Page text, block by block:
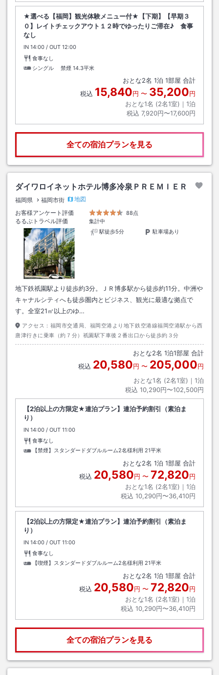
★選べる【福岡】観光体験メニュー付★【下期】【早期３
０】レイトチェックアウト１２時でゆったりご滞在♪ 食事
なし
IN チェックイン
14:00 / OUT チェックアウト
12:00
食事なし
シングル 禁煙 14.3平米
おとな2名 1泊 1部屋 合計
税込 15,840円 〜 35,200円
おとな1名 (2名1室)｜ 1泊
税込 7,920円〜17,600円
全ての宿泊プランを見る
ダイワロイネットホテル博多冷泉ＰＲＥＭＩＥＲ
福岡県 福岡市街
地図
お客様アンケート評価
88点
るるぶトラベル評価
集計中
駅徒歩5分
駐車場あり
地下鉄祇園駅より徒歩約3分。ＪＲ博多駅から徒歩約11分。中洲や
キャナルシティへも徒歩圏内とビジネス、観光に最適な拠点で
す。全室21㎡以上のゆ…
アクセス： 福岡市交通局、福岡空港より地下鉄空港線福岡空港駅から西
唐津行きに乗車（約７分）祇園駅下車後２番出口から徒歩約３分
おとな2名 1泊1部屋 合計
税込 20,580円 〜 205,000円
おとな1名 (2名1室)｜ 1泊
税込 10,290円〜102,500円
【2泊以上の方限定★連泊プラン】連泊予約割引（素泊ま
り）
IN チェックイン
14:00 / OUT チェックアウト
11:00
食事なし
【禁煙】スタンダードダブルルーム2名様利用 21平米
おとな2名 1泊 1部屋 合計
税込 20,580円 〜 72,820円
おとな1名 (2名1室)｜ 1泊
税込 10,290円〜36,410円
【2泊以上の方限定★連泊プラン】連泊予約割引（素泊ま
り）
IN チェックイン
14:00 / OUT チェックアウト
11:00
食事なし
【喫煙】スタンダードダブルルーム2名様利用 21平米
おとな2名 1泊 1部屋 合計
税込 20,580円 〜 72,820円
おとな1名 (2名1室)｜ 1泊
税込 10,290円〜36,410円
全ての宿泊プランを見る